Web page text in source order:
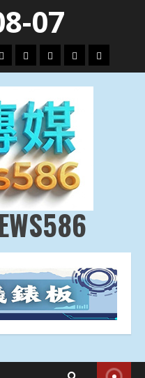
07
娛
劇
政
治
國
際
運
動
生
活